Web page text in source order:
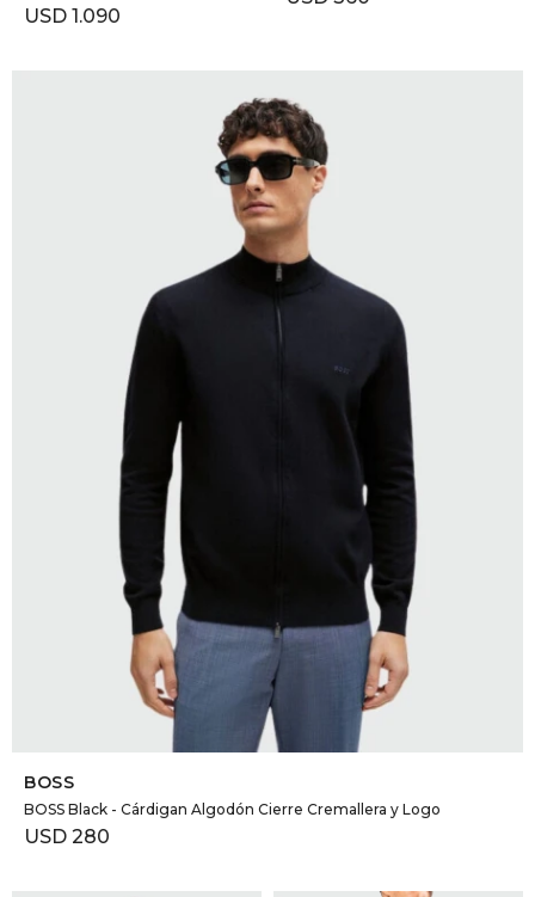
USD 1.090
SELECCIONAR TALLE
BOSS
BOSS Black - Cárdigan Algodón Cierre Cremallera y Logo
USD 280